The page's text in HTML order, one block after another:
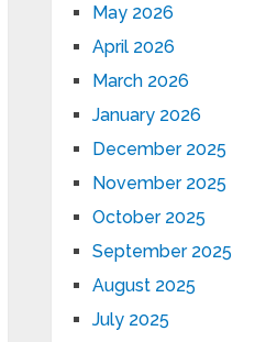
May 2026
April 2026
March 2026
January 2026
December 2025
November 2025
October 2025
September 2025
August 2025
July 2025